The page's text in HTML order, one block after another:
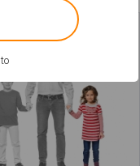
acerca de "Chica"
más